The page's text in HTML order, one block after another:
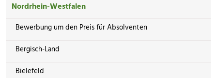
Nordrhein-Westfalen
Bewerbung um den Preis für Absolventen
Bergisch-Land
Bielefeld